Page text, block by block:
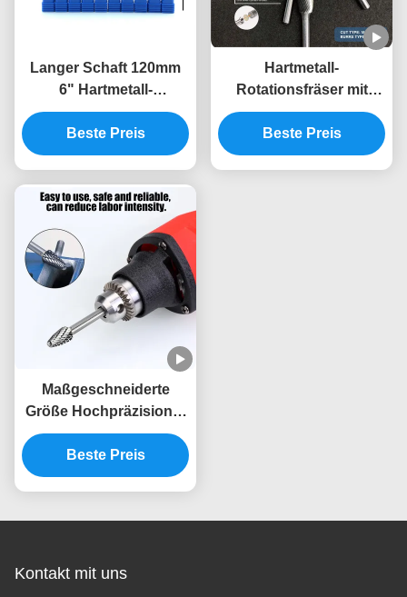
Langer Schaft 120mm
6" Hartmetall-
Rotationsfräser
Doppelschnitt Fräser
für Tieflochbearbeitung
Beste Preis
Hartmetall-
Rotationsfräser mit
Doppelschnitt für
Druckluftschleifer und
1/4" Schaft zum
Beste Preis
Maßgeschneiderte
Größe Hochpräzisions-
Hartmetall-
Rotationsfeile, doppelt
geschliffen, 6mm
Druckluftschleifer-
Beste Preis
Kontakt mit uns